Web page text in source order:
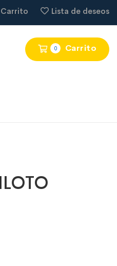
Carrito Lista de deseos
0 Carrito